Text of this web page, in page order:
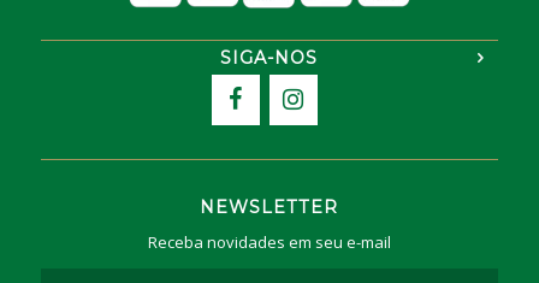
SIGA-NOS
NEWSLETTER
Receba novidades em seu e-mail